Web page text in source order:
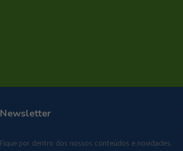
Newsletter
Fique por dentro dos nossos conteúdos e novidades.